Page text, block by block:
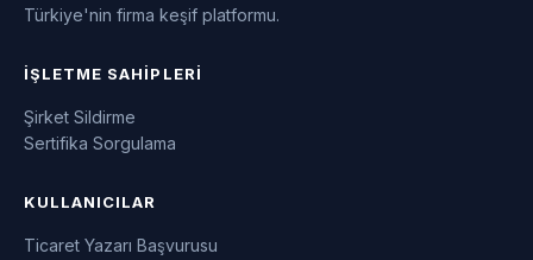
Türkiye'nin firma keşif platformu.
İŞLETME SAHIPLERI
Şirket Sildirme
Sertifika Sorgulama
KULLANICILAR
Ticaret Yazarı Başvurusu